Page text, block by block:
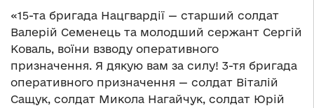
«15-та бригада Нацгвардії — старший солдат
Валерій Семенець та молодший сержант Сергій
Коваль, воїни взводу оперативного
призначення. Я дякую вам за силу! 3-тя бригада
оперативного призначення — солдат Віталій
Сащук, солдат Микола Нагайчук, солдат Юрій